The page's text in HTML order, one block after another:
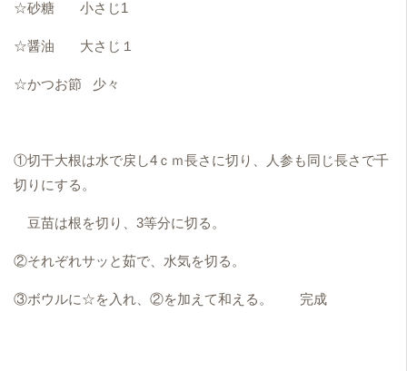
☆砂糖 小さじ1
☆醤油 大さじ１
☆かつお節 少々
①切干大根は水で戻し4ｃｍ長さに切り、人参も同じ長さで千
切りにする。
豆苗は根を切り、3等分に切る。
②それぞれサッと茹で、水気を切る。
③ボウルに☆を入れ、②を加えて和える。 完成